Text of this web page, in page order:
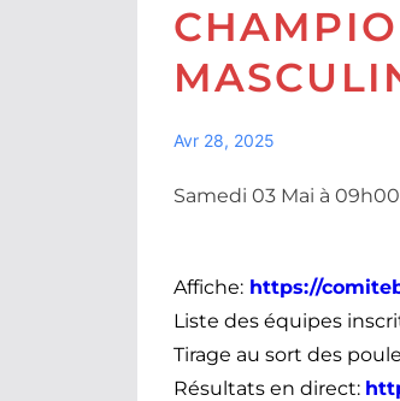
Avr 28, 2025
Samedi 03 Mai à
Affiche: https://
Liste des équipes
Tirage au sort des
Résultats en direct: